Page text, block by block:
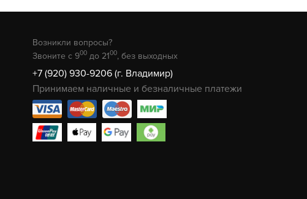
Возникли вопросы?
Звоните с 900 до 2100, без выходных
+7 (920) 930-9206 (г. Владимир)
Принимаем наличные и безналичные платежи